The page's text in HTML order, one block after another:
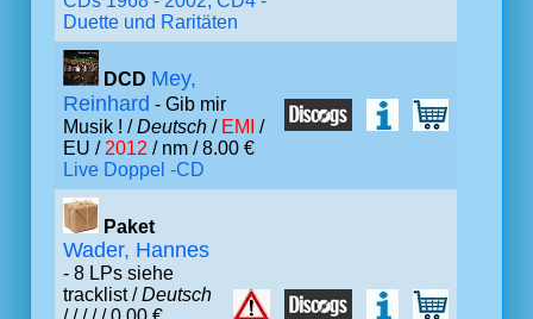
Duette und Raritäten
DCD Mey,
Reinhard - Gib mir
Musik ! /Deutsch / EMI /
EU / 2012 / nm / 8.00 €
Live Doppel -CD
Paket
Wader, Hannes
- 8 LPs siehe
tracklist /Deutsch